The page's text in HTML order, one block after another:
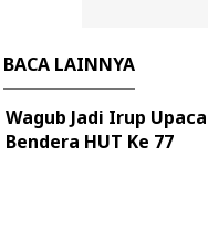
BACA LAINNYA
Wagub Jadi Irup
Bendera HUT Ke 77